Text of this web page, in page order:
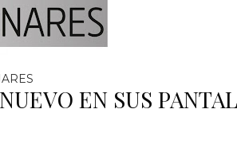
EN SUS